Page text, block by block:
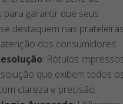
para garantir que seus
destaquem nas
dos consumidores:
: Rótulos
que exibem todos
clareza e precisão.